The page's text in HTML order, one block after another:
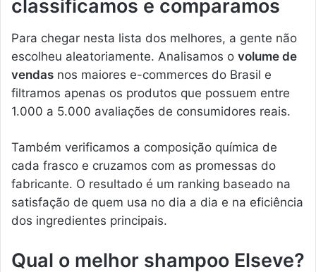
classificamos e comparamos
Para chegar nesta lista dos melhores, a gente não
escolheu aleatoriamente. Analisamos o volume de
vendas nos maiores e-commerces do Brasil e
filtramos apenas os produtos que possuem entre
1.000 a 5.000 avaliações de consumidores reais.
Também verificamos a composição química de
cada frasco e cruzamos com as promessas do
fabricante. O resultado é um ranking baseado na
satisfação de quem usa no dia a dia e na eficiência
dos ingredientes principais.
Qual o melhor shampoo Elseve?